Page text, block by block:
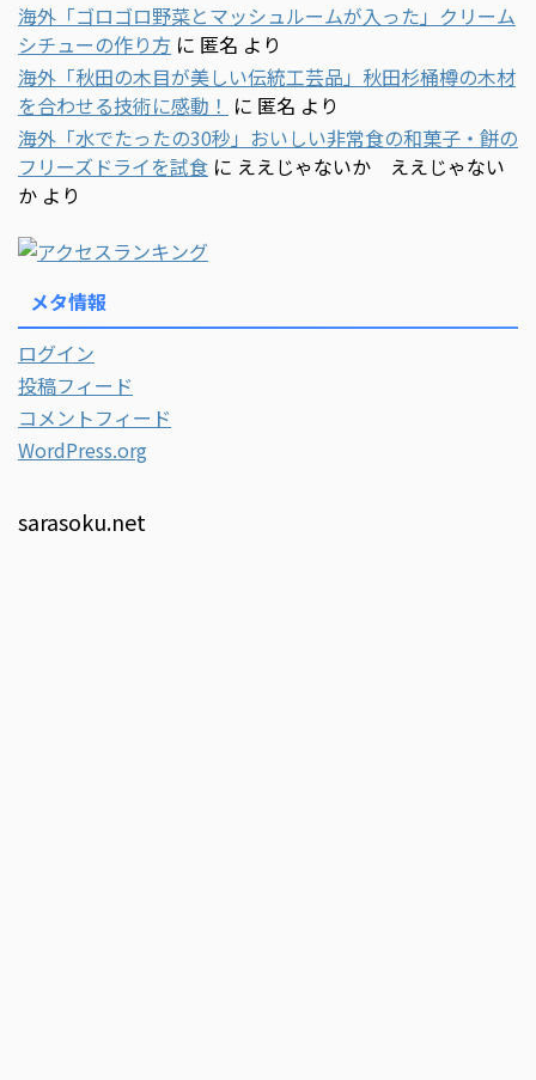
海外「ゴロゴロ野菜とマッシュルームが入った」クリーム
シチューの作り方 に 匿名 より
海外「秋田の木目が美しい伝統工芸品」秋田杉桶樽の木材
を合わせる技術に感動！ に 匿名 より
海外「水でたったの30秒」おいしい非常食の和菓子・餅の
フリーズドライを試食 に ええじゃないか ええじゃない
か より
メタ情報
ログイン
投稿フィード
コメントフィード
WordPress.org
sarasoku.net